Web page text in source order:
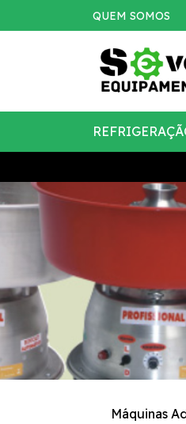
QUEM SOMOS
Máquinas